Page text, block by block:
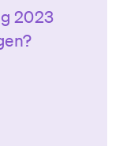
2023